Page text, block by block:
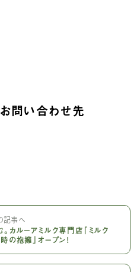
問い合わせ先
記事へ
カルーアミルク専門店「ミルク
の抱擁」オープン！